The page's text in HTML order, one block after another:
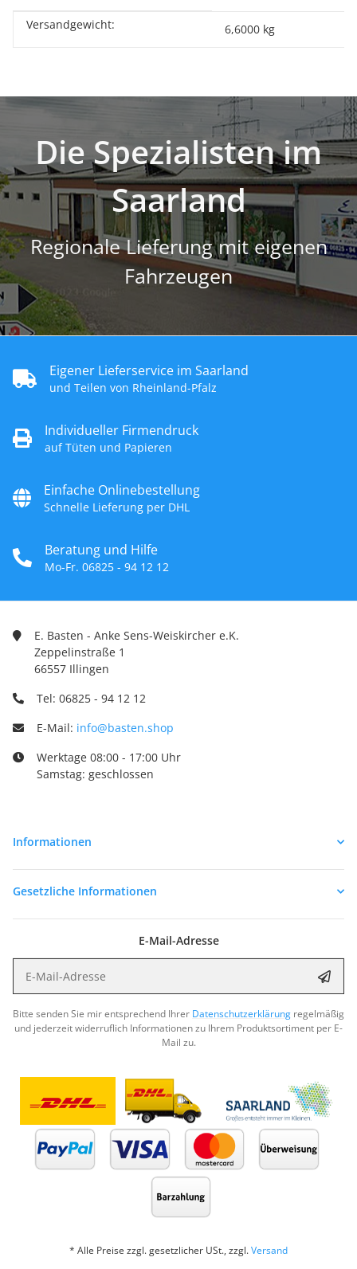
Produkteigenschaft
Wert
Versandgewicht: 6,6000 kg
Die Spezialisten im
Saarland
Regionale Lieferung mit eigenen
Fahrzeugen
Eigener Lieferservice im Saarland
und Teilen von Rheinland-Pfalz
Individueller Firmendruck
auf Tüten und Papieren
Einfache Onlinebestellung
Schnelle Lieferung per DHL
Beratung und Hilfe
Mo-Fr. 06825 - 94 12 12
E. Basten - Anke Sens-Weiskircher e.K.
Zeppelinstraße 1
66557 Illingen
Tel: 06825 - 94 12 12
E-Mail: info@basten.shop
Werktage 08:00 - 17:00 Uhr
Samstag: geschlossen
Informationen
Gesetzliche Informationen
E-Mail-Adresse
Bitte senden Sie mir entsprechend Ihrer Datenschutzerklärung regelmäßig
und jederzeit widerruflich Informationen zu Ihrem Produktsortiment per E-
Mail zu.
* Alle Preise zzgl. gesetzlicher USt., zzgl.Versand